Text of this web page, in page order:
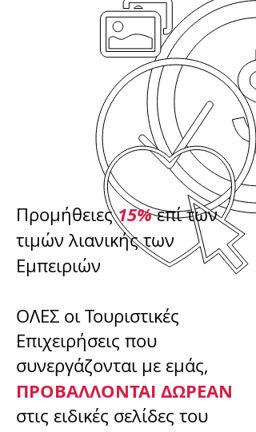
Προμήθειες15%επί των
τιμών λιανικής των
Εμπειριών
ΟΛΕΣ οι Τουριστικές
Επιχειρήσεις που
συνεργάζονται με εμάς,
ΠΡΟΒΑΛΛΟΝΤΑΙ ΔΩΡΕΑΝ
στις ειδικές σελίδες του